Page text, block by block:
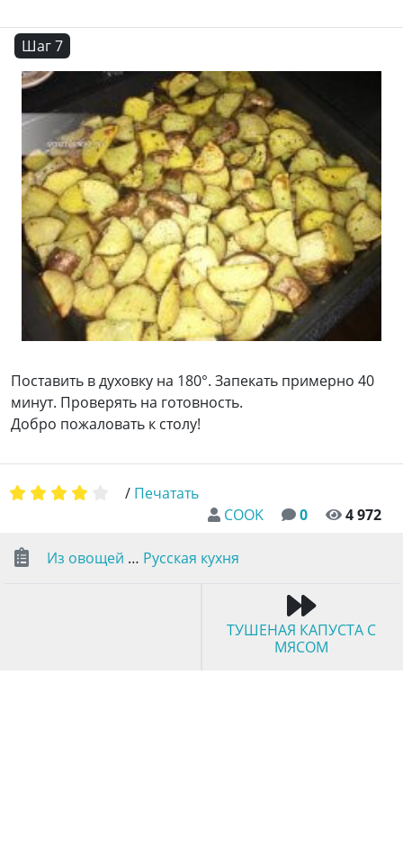
Шаг 7
Поставить в духовку на 180°. Запекать примерно 40
минут. Проверять на готовность.
Добро пожаловать к столу!
COOK 0 4 972
/ Печатать
Из овощей … Русская кухня
ТУШЕНАЯ КАПУСТА С
МЯСОМ